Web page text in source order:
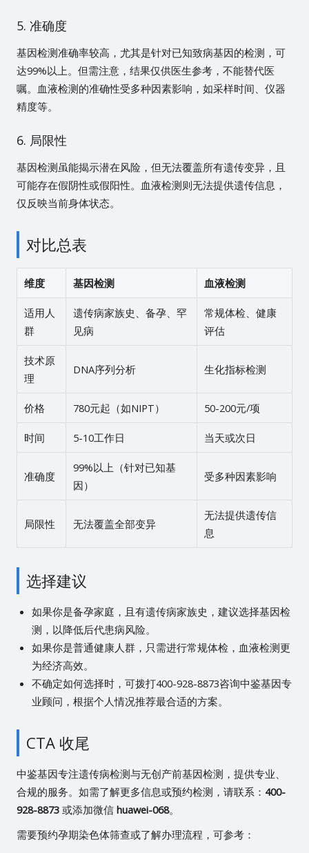
5. 准确度
基因检测准确率较高，尤其是针对已知致病基因的检测，可
达99%以上。但需注意，结果仅供医生参考，不能替代医
嘱。血液检测的准确性受多种因素影响，如采样时间、仪器
精度等。
6. 局限性
基因检测虽能揭示潜在风险，但无法覆盖所有遗传变异，且
可能存在假阴性或假阳性。血液检测则无法提供遗传信息，
仅反映当前身体状态。
对比总表
维度 基因检测 血液检测
适用人
群
遗传病家族史、备孕、罕
见病
常规体检、健康
评估
技术原
理
DNA序列分析 生化指标检测
价格 780元起（如NIPT） 50-200元/项
时间 5-10工作日 当天或次日
准确度
99%以上（针对已知基
因）
受多种因素影响
局限性 无法覆盖全部变异
无法提供遗传信
息
选择建议
如果你是备孕家庭，且有遗传病家族史，建议选择基因检
测，以降低后代患病风险。
如果你是普通健康人群，只需进行常规体检，血液检测更
为经济高效。
不确定如何选择时，可拨打400-928-8873咨询中鉴基因专
业顾问，根据个人情况推荐最合适的方案。
CTA 收尾
中鉴基因专注遗传病检测与无创产前基因检测，提供专业、
合规的服务。如需了解更多信息或预约检测，请联系： 400-
928-8873或添加微信 huawei-068。
需要预约孕期染色体筛查或了解办理流程，可参考：